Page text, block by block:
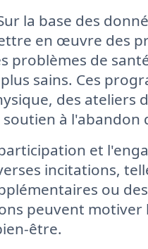
la base des
en œuvre des
problèmes de
sains. Ces
des ateliers
à l'abandon
et
incitations,
ou
peuvent motiver
être.